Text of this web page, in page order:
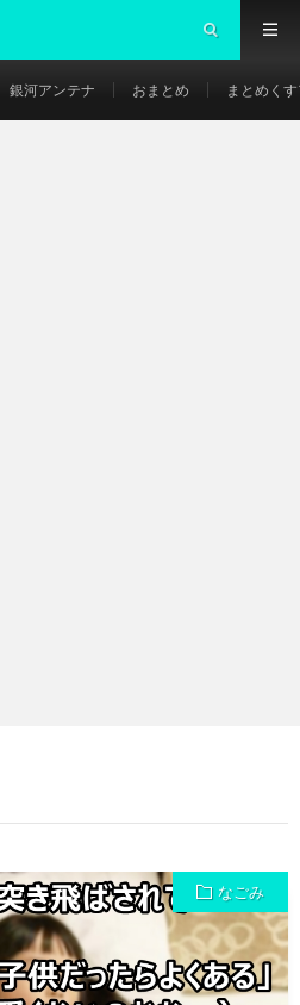
銀河アンテナ おまとめ まとめく
なごみ